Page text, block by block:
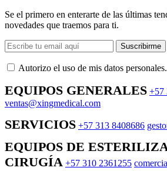
Se el primero en enterarte de las últimas
novedades que traemos para ti.
Suscribirme
Autorizo ​​el uso de mis datos personales.
EQUIPOS GENERALES +57
ventas@xingmedical.com
SERVICIOS +57 313 8408686
EQUIPOS DE
CIRUGÍA +57 310 2361255